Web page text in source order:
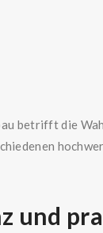
betrifft die
und